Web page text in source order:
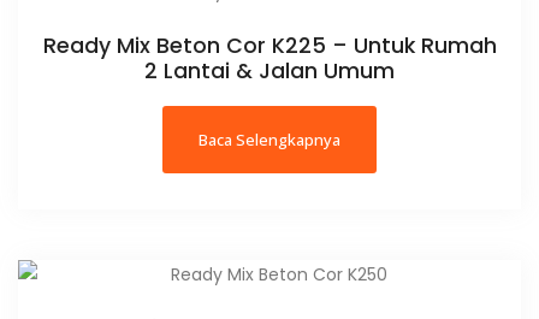
Ready Mix Beton Cor K225 – Untuk Rumah
2 Lantai & Jalan Umum
Baca Selengkapnya